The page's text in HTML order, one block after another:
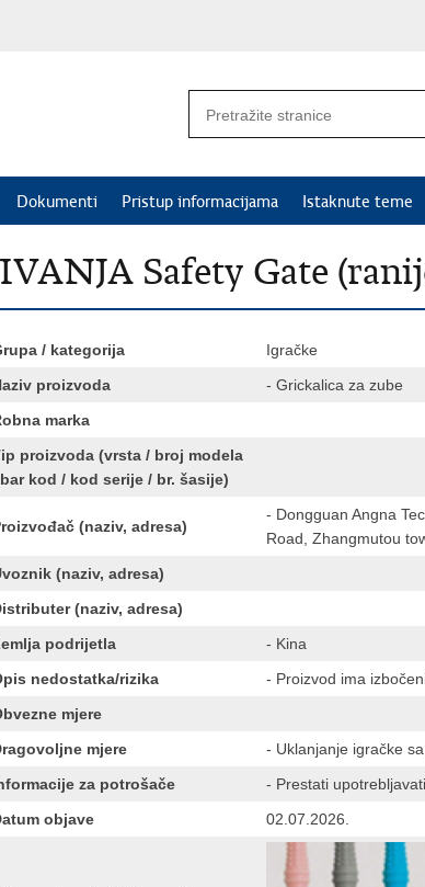
Dokumenti Pristup informacijama Istaknute teme
Safety Gate
/ kategorija
Igračke
proizvoda
- Grickalica za zube
marka
proizvoda (vrsta / broj modela
kod / kod serije / br. šasije)
(naziv, adresa)
- Dongguan Angna
Road, Zhangmutou
(naziv, adresa)
(naziv, adresa)
podrijetla
- Kina
nedostatka/rizika
- Proizvod ima
mjere
mjere
- Uklanjanje igračke
za potrošače
- Prestati
objave
02.07.2026.